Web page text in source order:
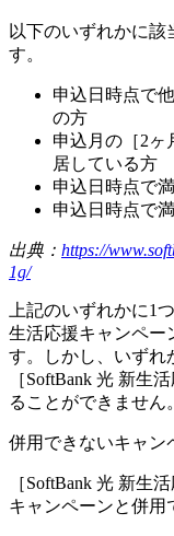
以下のいずれかに該
す。
申込日時点で
の方
申込月の［2ヶ
居している方
申込日時点で
申込日時点で
出典： https://
1g/
上記のいずれかに1
生活応援キャンペー
す。しかし、いずれ
［SoftBank 光 新生
ることができません。
併用できないキャン
［SoftBank 光 新生
キャンペーンと併用